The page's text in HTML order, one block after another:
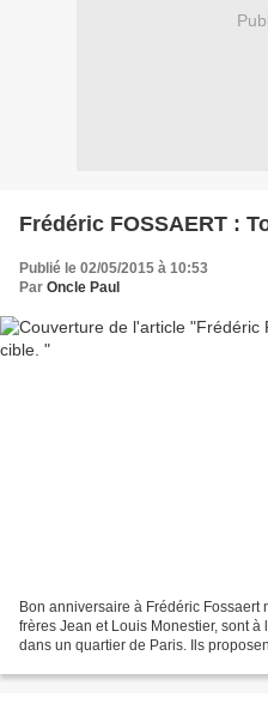
Frédéric FOSSAERT :
Publié le 02/05/2015 à 10:53
Par Oncle Paul
Bon anniversaire à Frédéric
frères Jean et Louis Monestier, sont
dans un quartier de Paris. Ils